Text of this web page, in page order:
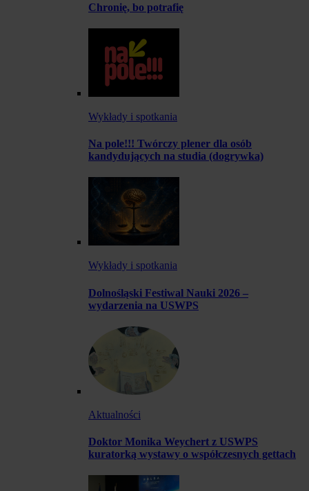
Chronię, bo potrafię
Wykłady i spotkania
Na pole!!! Twórczy plener dla osób
kandydujących na studia (dogrywka)
Wykłady i spotkania
Dolnośląski Festiwal Nauki 2026 –
wydarzenia na USWPS
Aktualności
Doktor Monika Weychert z USWPS
kuratorką wystawy o współczesnych gettach